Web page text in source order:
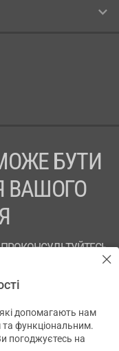
БУТИ
ВАШОГО
43631965.
АПТЕКА911.ЮА
допомагають нам
функціональним.
погоджуєтесь на